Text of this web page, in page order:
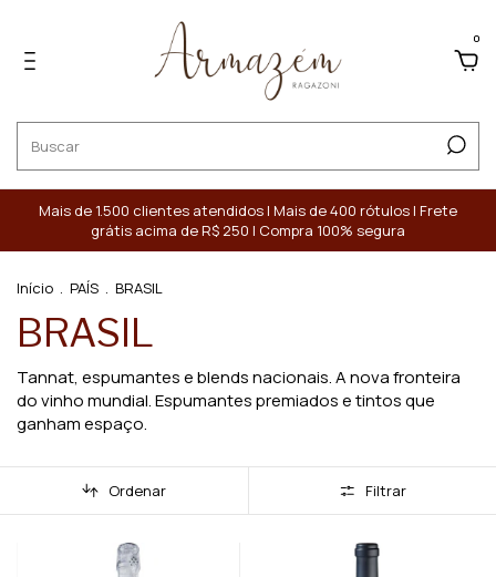
0
Mais de 1.500 clientes atendidos | Mais de 400 rótulos | Frete
grátis acima de R$ 250 | Compra 100% segura
Início . PAÍS . BRASIL
BRASIL
Tannat, espumantes e blends nacionais. A nova fronteira
do vinho mundial. Espumantes premiados e tintos que
ganham espaço.
Ordenar Filtrar